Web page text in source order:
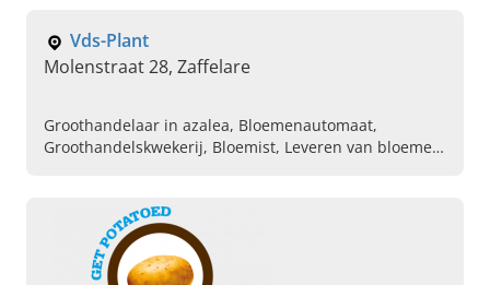
Vds-Plant
Molenstraat 28, Zaffelare
Groothandelaar in azalea, Bloemenautomaat,
Groothandelskwekerij, Bloemist, Leveren van bloemen,